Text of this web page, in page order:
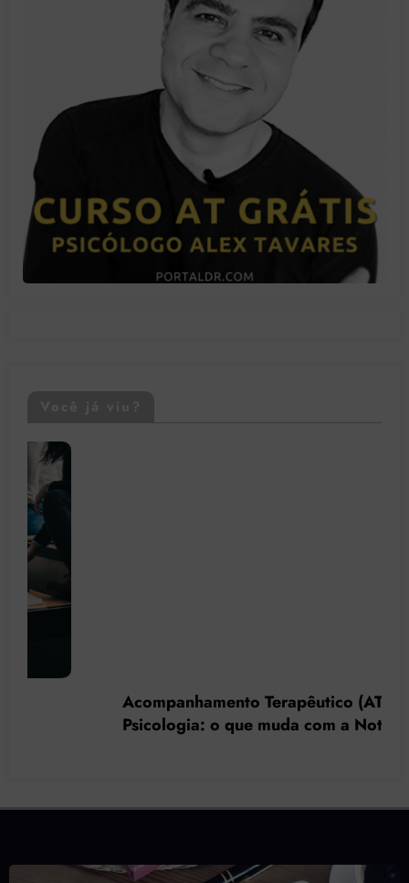
Acompanhamento Terapêutico (AT) na
Psicologia: o que muda com a Nota Técnica